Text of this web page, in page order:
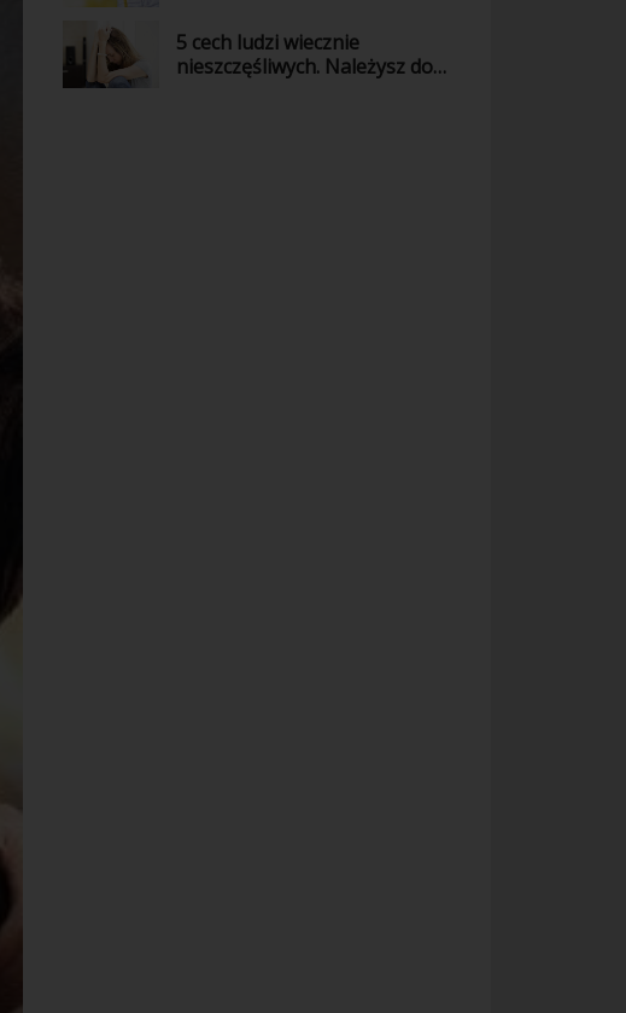
5 cech ludzi wiecznie
nieszczęśliwych. Należysz do